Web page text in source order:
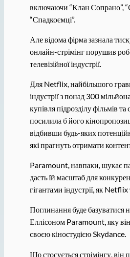
включаючи “Клан Сопрано”,
“Спадкоємці”.
Але відома фірма зазнала
онлайн-стрімінг порушив
телевізійної індустрії.
Для Netflix, найбільшого
індустрії з понад 300
купівля підрозділу фільмів та
посилила б його
відбивши будь-яких
які прагнуть отримати
Paramount, навпаки, шукає
дасть їй масштаб для
гігантами індустрії, як
Поглинання буде базуватися
Еллісоном Paramount, яку він
своєю кіностудією Skydance.
Що стосується стрімінгу, він